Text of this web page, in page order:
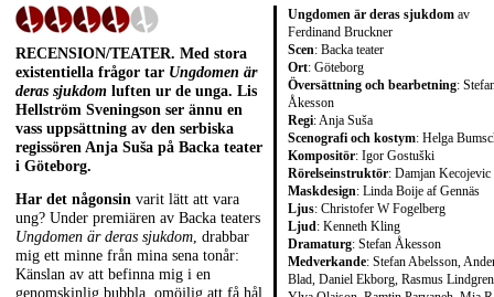
Ungdomen är deras sjukdom av
Ferdinand Bruckner
Scen: Backa teater
Ort: Göteborg
Översättning och bearbetning:
Åkesson
Regi: Anja Suša
Scenografi och kostym: Helga
Kompositör: Igor Gostuški
Rörelseinstruktör: Damjan Kecojevic
Maskdesign: Linda Boije af Gennäs
Ljus: Christofer W Fogelberg
Ljud: Kenneth Kling
Dramaturg: Stefan Åkesson
Medverkande: Stefan Abelsson,
Blad, Daniel Ekborg, Rasmus
RECENSION/TEATER. Med stora
existentiella frågor tar Ungdomen är
deras sjukdom luften ur de unga. Lis
Hellström Sveningson ser ännu en
vass uppsättning av den serbiska
regissören Anja Suša på Backa teater
i Göteborg.
Har det någonsin varit lätt att vara
ung? Under premiären av Backa teaters
Ungdomen är deras sjukdom, drabbar
mig ett minne från mina sena tonår:
Känslan av att befinna mig i en
genomskinlig bubbla, omöjlig att få hål